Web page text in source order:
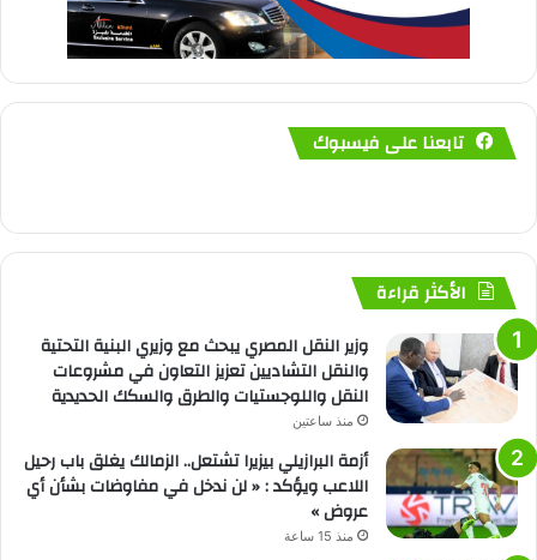
تابعنا على فيسبوك
الأكثر قراءة
وزير النقل المصري يبحث مع وزيري البنية التحتية
والنقل التشاديين تعزيز التعاون في مشروعات
النقل واللوجستيات والطرق والسكك الحديدية
منذ ساعتين
أزمة البرازيلي بيزيرا تشتعل.. الزمالك يغلق باب رحيل
اللاعب ويؤكد : « لن ندخل في مفاوضات بشأن أي
عروض »
منذ 15 ساعة